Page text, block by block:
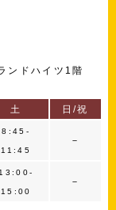
ンドハイツ1階
土 日/祝
8:45-
11:45
－
13:00-
15:00
－